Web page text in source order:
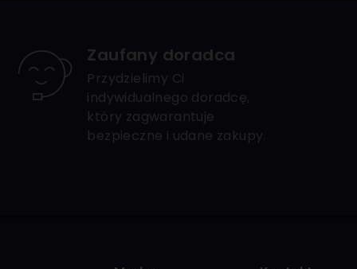
Zaufany doradca
Przydzielimy Ci
indywidualnego doradcę,
który zagwarantuje
bezpieczne i udane zakupy.